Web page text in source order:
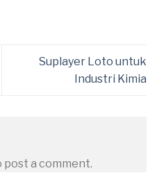
Suplayer Loto untuk
Industri Kimia
post a comment.